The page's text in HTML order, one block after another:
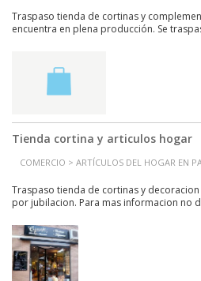
Traspaso tienda de cortinas y
encuentra en plena producción. Se
Tienda cortina y articulos hogar
COMERCIO > ARTÍCULOS DEL HOGAR EN
Traspaso tienda de cortinas y
por jubilacion. Para mas informacion no